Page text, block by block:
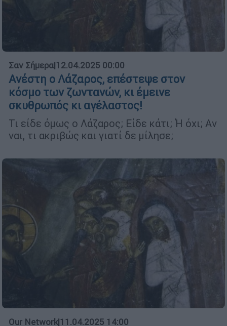
Σαν Σήμερα|12.04.2025 00:00
Ανέστη ο Λάζαρος, επέστεψε στον
κόσμο των ζωντανών, κι έμεινε
σκυθρωπός κι αγέλαστος!
Τι είδε όμως ο Λάζαρος; Είδε κάτι; Ή όχι; Αν
ναι, τι ακριβώς και γιατί δε μίλησε;
Our Network|11.04.2025 14:00